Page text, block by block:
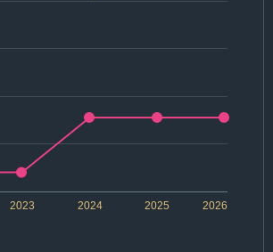
2024 2026
2023 2025